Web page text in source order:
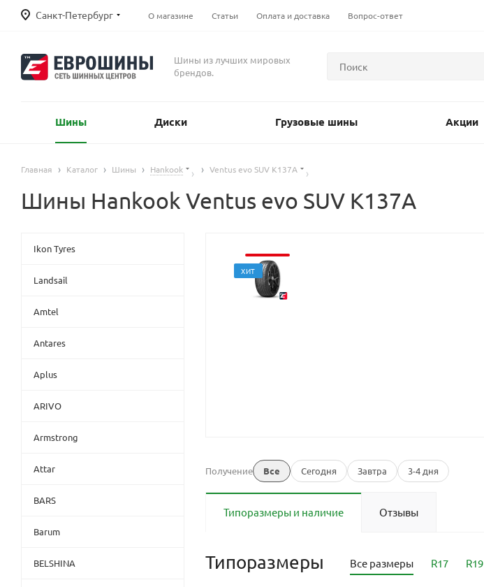
Санкт-Петербург О магазине Статьи Оплата и доставка Вопрос-ответ
Шины из лучших мировых
брендов.
Шины Диски Грузовые шины Акции
Главная Каталог Шины Hankook Ventus evo SUV K137A
Шины Hankook Ventus evo SUV K137A
ХИТ
Получение Все Сегодня Завтра 3-4 дня
Типоразмеры и наличие Отзывы
Типоразмеры Все размеры R17 R19
Ikon Tyres
Landsail
Amtel
Antares
Aplus
ARIVO
Armstrong
Attar
BARS
Barum
BELSHINA